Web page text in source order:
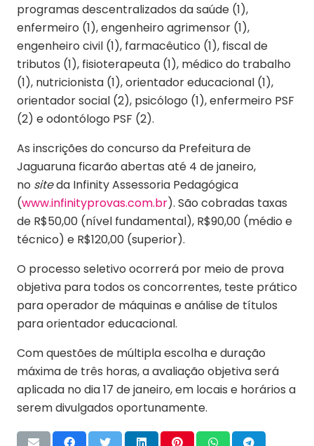
programas descentralizados da saúde (1),
enfermeiro (1), engenheiro agrimensor (1),
engenheiro civil (1), farmacêutico (1), fiscal de
tributos (1), fisioterapeuta (1), médico do trabalho
(1), nutricionista (1), orientador educacional (1),
orientador social (2), psicólogo (1), enfermeiro PSF
(2) e odontólogo PSF (2).
As inscrições do concurso da Prefeitura de
Jaguaruna ficarão abertas até 4 de janeiro,
no siteda Infinity Assessoria Pedagógica
(www.infinityprovas.com.br). São cobradas taxas
de R$50,00 (nível fundamental), R$90,00 (médio e
técnico) e R$120,00 (superior).
O processo seletivo ocorrerá por meio de prova
objetiva para todos os concorrentes, teste prático
para operador de máquinas e análise de títulos
para orientador educacional.
Com questões de múltipla escolha e duração
máxima de três horas, a avaliação objetiva será
aplicada no dia 17 de janeiro, em locais e horários a
serem divulgados oportunamente.